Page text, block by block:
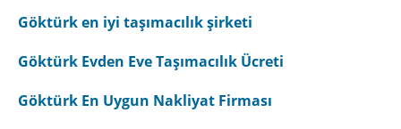
Göktürk en iyi taşımacılık şirketi
Göktürk Evden Eve Taşımacılık Ücreti
Göktürk En Uygun Nakliyat Firması